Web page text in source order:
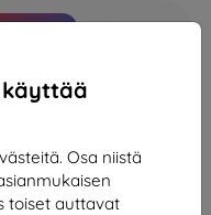
käyttää
Osa niistä
toiset auttavat
kaikista sen